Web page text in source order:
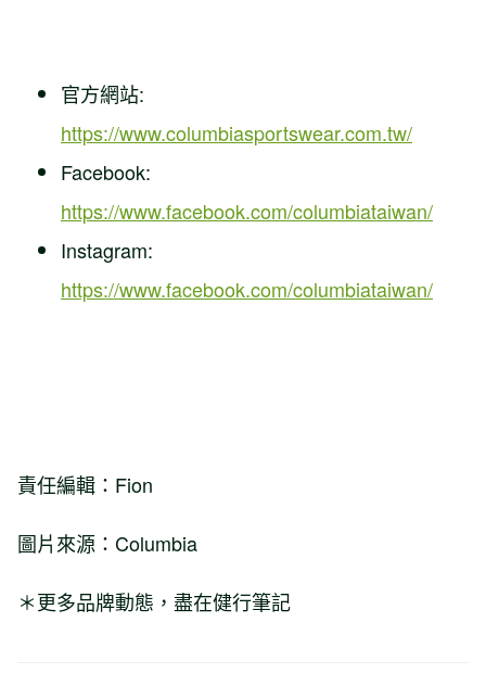
官方網站:
https://www.columbiasportswear.com.tw/
Facebook:
https://www.facebook.com/columbiataiwan/
Instagram:
https://www.facebook.com/columbiataiwan/
責任編輯：Fion
圖片來源：Columbia
＊更多品牌動態，盡在健行筆記